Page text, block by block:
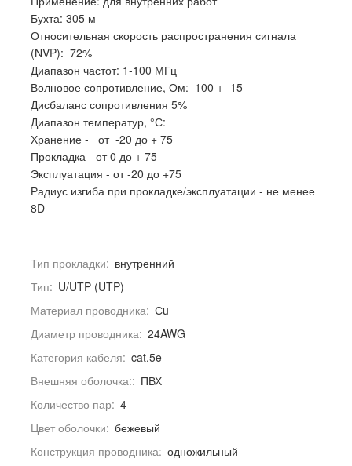
Бухта: 305 м
Относительная скорость распространения сигнала
(NVP): 72%
Диапазон частот: 1-100 МГц
Волновое сопротивление, Ом: 100 + -15
Дисбаланс сопротивления 5%
Диапазон температур, °С:
Хранение - от -20 до + 75
Прокладка - от 0 до + 75
Эксплуатация - от -20 до +75
Радиус изгиба при прокладке/эксплуатации - не менее
8D
Тип прокладки: внутренний
Тип: U/UTP (UTP)
Материал проводника: Сu
Диаметр проводника: 24AWG
Категория кабеля: cat.5e
Внешняя оболочка:: ПВХ
Количество пар: 4
Цвет оболочки: бежевый
Конструкция проводника: одножильный